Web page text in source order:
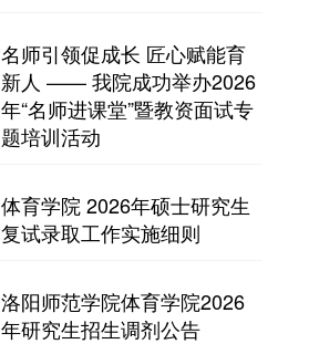
名师引领促成长 匠心赋能育
新人 —— 我院成功举办2026
年“名师进课堂”暨教资面试专
题培训活动
体育学院 2026年硕士研究生
复试录取工作实施细则
洛阳师范学院体育学院2026
年研究生招生调剂公告